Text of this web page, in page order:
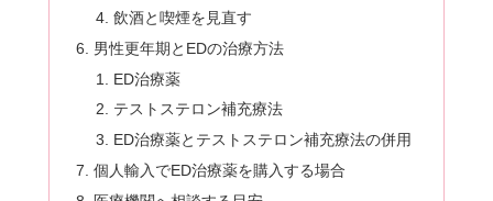
飲酒と喫煙を見直す
男性更年期とEDの治療方法
ED治療薬
テストステロン補充療法
ED治療薬とテストステロン補充療法の併用
個人輸入でED治療薬を購入する場合